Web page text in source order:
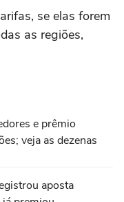
se elas forem
as regiões,
e prêmio
veja as dezenas
aposta